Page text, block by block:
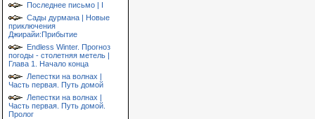
Последнее письмо | I
Сады дурмана | Новые
приключения
Джирайи:Прибытие
Endless Winter. Прогноз
погоды - столетняя метель |
Глава 1. Начало конца
Лепестки на волнах |
Часть первая. Путь домой
Лепестки на волнах |
Часть первая. Путь домой.
Пролог